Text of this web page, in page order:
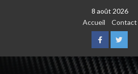
8 août 2026
Accueil
Contact
FacebookTwitter